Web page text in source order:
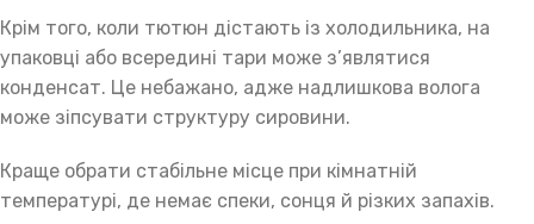
Крім того, коли тютюн дістають із холодильника, на
упаковці або всередині тари може з’являтися
конденсат. Це небажано, адже надлишкова волога
може зіпсувати структуру сировини.
Краще обрати стабільне місце при кімнатній
температурі, де немає спеки, сонця й різких запахів.